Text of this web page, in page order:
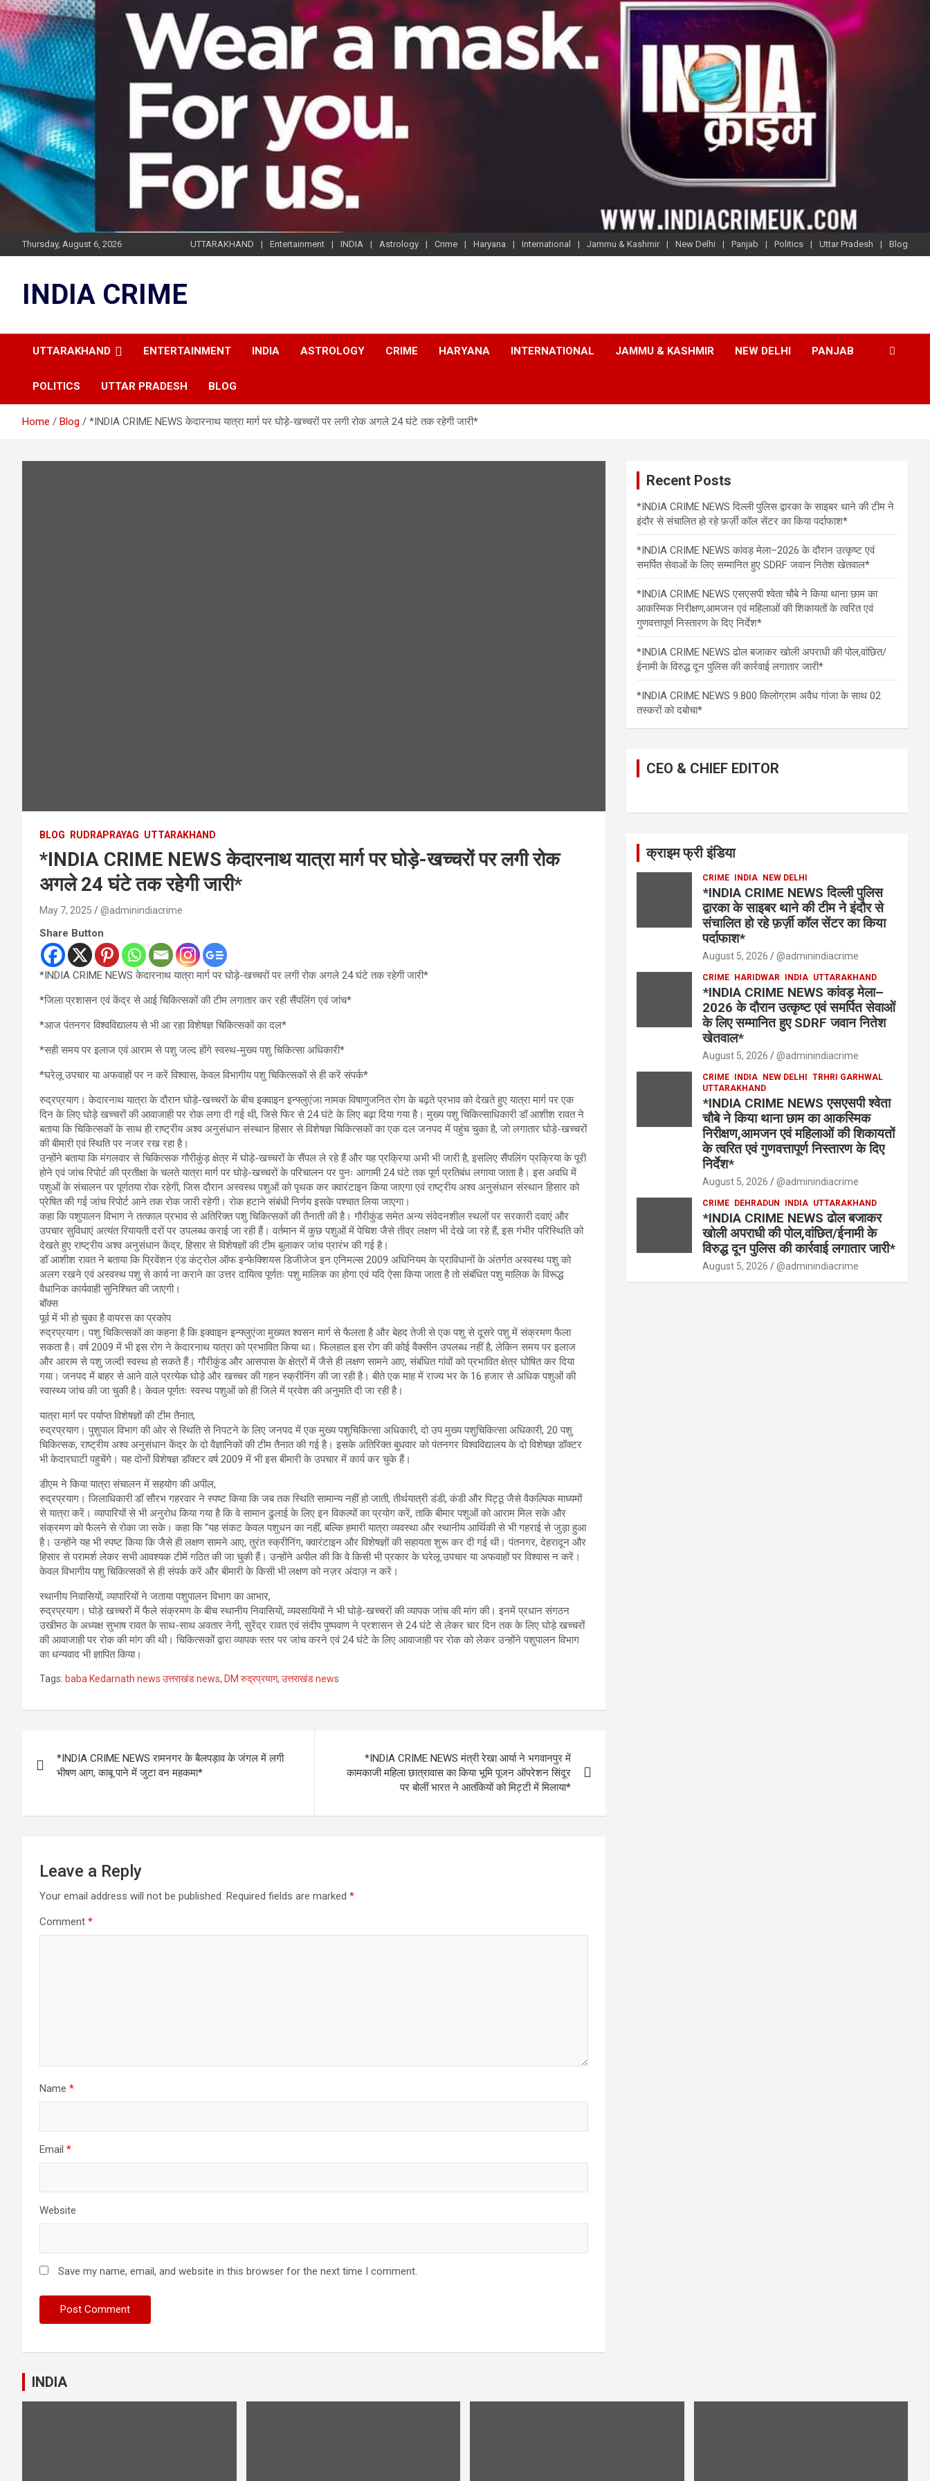
Skip
to
content
Thursday, August 6, 2026 UTTARAKHAND Entertainment INDIA Astrology Crime Haryana International Jammu & Kashmir New Delhi Panjab Politics Uttar Pradesh Blog
INDIA CRIME
UTTARAKHAND ENTERTAINMENT INDIA ASTROLOGY CRIME HARYANA INTERNATIONAL JAMMU & KASHMIR NEW DELHI PANJAB
POLITICS UTTAR PRADESH BLOG
Home Blog *INDIA CRIME NEWS केदारनाथ यात्रा मार्ग पर घोड़े-खच्चरों पर लगी रोक अगले 24 घंटे तक रहेगी जारी*
BLOG RUDRAPRAYAG UTTARAKHAND
*INDIA CRIME NEWS केदारनाथ यात्रा मार्ग पर घोड़े-खच्चरों पर लगी रोक
अगले 24 घंटे तक रहेगी जारी*
May 7, 2025 @adminindiacrime
Share Button
*INDIA CRIME NEWS केदारनाथ यात्रा मार्ग पर घोड़े-खच्चरों पर लगी रोक अगले 24 घंटे तक रहेगी जारी*
*जिला प्रशासन एवं केंद्र से आई चिकित्सकों की टीम लगातार कर रही सैंपलिंग एवं जांच*
*आज पंतनगर विश्वविद्यालय से भी आ रहा विशेषज्ञ चिकित्सकों का दल*
*सही समय पर इलाज एवं आराम से पशु जल्द होंगे स्वस्थ-मुख्य पशु चिकित्सा अधिकारी*
*घरेलू उपचार या अफवाहों पर न करें विश्वास, केवल विभागीय पशु चिकित्सकों से ही करें संपर्क*
रुद्रप्रयाग। केदारनाथ यात्रा के दौरान घोड़े-खच्चरों के बीच इक्वाइन इन्फ्लुएंजा नामक विषाणुजनित रोग के बढ़ते प्रभाव को देखते हुए यात्रा मार्ग पर एक
दिन के लिए घोड़े खच्चरों की आवाजाही पर रोक लगा दी गई थी, जिसे फिर से 24 घंटे के लिए बढ़ा दिया गया है। मुख्य पशु चिकित्साधिकारी डॉ आशीश रावत ने
बताया कि चिकित्सकों के साथ ही राष्ट्रीय अश्व अनुसंधान संस्थान हिसार से विशेषज्ञ चिकित्सकों का एक दल जनपद में पहुंच चुका है, जो लगातार घोड़े-खच्चरों
की बीमारी एवं स्थिति पर नजर रख रहा है।
उन्होंने बताया कि मंगलवार से चिकित्सक गौरीकुंड़ क्षेत्र में घोड़े-खच्चरों के सैंपल ले रहे हैं और यह प्रक्रिया अभी भी जारी है, इसलिए सैंपलिंग प्रक्रिया के पूरी
होने एवं जांच रिपोर्ट की प्रतीक्षा के चलते यात्रा मार्ग पर घोड़े-खच्चरों के परिचालन पर पुनः आगामी 24 घंटे तक पूर्ण प्रतिबंध लगाया जाता है। इस अवधि में
पशुओं के संचालन पर पूर्णतया रोक रहेगी, जिस दौरान अस्वस्थ पशुओं को पृथक कर क्वारंटाइन किया जाएगा एवं राष्ट्रीय अश्व अनुसंधान संस्थान हिसार को
प्रेषित की गई जांच रिपोर्ट आने तक रोक जारी रहेगी। रोक हटाने संबंधी निर्णय इसके पश्चात लिया जाएगा।
कहा कि पशुपालन विभाग ने तत्काल प्रभाव से अतिरिक्त पशु चिकित्सकों की तैनाती की है। गौरीकुंड समेत अन्य संवेदनशील स्थलों पर सरकारी दवाएं और
उपचार सुविधाएं अत्यंत रियायती दरों पर उपलब्ध कराई जा रही हैं। वर्तमान में कुछ पशुओं में पेचिश जैसे तीव्र लक्षण भी देखे जा रहे हैं, इस गंभीर परिस्थिति को
देखते हुए राष्ट्रीय अश्व अनुसंधान केंद्र, हिसार से विशेषज्ञों की टीम बुलाकर जांच प्रारंभ की गई है।
डॉ आशीश रावत ने बताया कि प्रिवेंशन एंड कंट्रोल ऑफ इन्फेक्शियस डिजीजेज इन एनिमल्स 2009 अधिनियम के प्राविधानों के अंतर्गत अस्वस्थ पशु को
अलग रखने एवं अस्वस्थ पशु से कार्य ना कराने का उत्तर दायित्व पूर्णतः पशु मालिक का होगा एवं यदि ऐसा किया जाता है तो संबंधित पशु मालिक के विरूद्ध
वैधानिक कार्यवाही सुनिश्चित की जाएगी।
बॉक्स
पूर्व में भी हो चुका है वायरस का प्रकोप
रुद्रप्रयाग। पशु चिकित्सकों का कहना है कि इक्वाइन इन्फ्लुएंजा मुख्यत श्वसन मार्ग से फैलता है और बेहद तेजी से एक पशु से दूसरे पशु में संक्रमण फैला
सकता है। वर्ष 2009 में भी इस रोग ने केदारनाथ यात्रा को प्रभावित किया था। फिलहाल इस रोग की कोई वैक्सीन उपलब्ध नहीं है, लेकिन समय पर इलाज
और आराम से पशु जल्दी स्वस्थ हो सकते हैं। गौरीकुंड और आसपास के क्षेत्रों में जैसे ही लक्षण सामने आए, संबंधित गांवों को प्रभावित क्षेत्र घोषित कर दिया
गया। जनपद में बाहर से आने वाले प्रत्येक घोड़े और खच्चर की गहन स्क्रीनिंग की जा रही है। बीते एक माह में राज्य भर के 16 हजार से अधिक पशुओं की
स्वास्थ्य जांच की जा चुकी है। केवल पूर्णतः स्वस्थ पशुओं को ही जिले में प्रवेश की अनुमति दी जा रही है।
यात्रा मार्ग पर पर्याप्त विशेषज्ञों की टीम तैनात,
रुद्रप्रयाग। पुशुपाल विभाग की ओर से स्थिति से निपटने के लिए जनपद में एक मुख्य पशुचिकित्सा अधिकारी, दो उप मुख्य पशुचिकित्सा अधिकारी, 20 पशु
चिकित्सक, राष्ट्रीय अश्व अनुसंधान केंद्र के दो वैज्ञानिकों की टीम तैनात की गई है। इसके अतिरिक्त बुधवार को पंतनगर विश्वविद्यालय के दो विशेषज्ञ डॉक्टर
भी केदारघाटी पहुचेंगे। यह दोनों विशेषज्ञ डॉक्टर वर्ष 2009 में भी इस बीमारी के उपचार में कार्य कर चुके हैं।
डीएम ने किया यात्रा संचालन में सहयोग की अपील,
रुद्रप्रयाग। जिलाधिकारी डॉ सौरभ गहरवार ने स्पष्ट किया कि जब तक स्थिति सामान्य नहीं हो जाती, तीर्थयात्री डंडी, कंडी और पिट्ठू जैसे वैकल्पिक माध्यमों
से यात्रा करें। व्यापारियों से भी अनुरोध किया गया है कि वे सामान ढुलाई के लिए इन विकल्पों का प्रयोग करें, ताकि बीमार पशुओं को आराम मिल सके और
संक्रमण को फैलने से रोका जा सके। कहा कि “यह संकट केवल पशुधन का नहीं, बल्कि हमारी यात्रा व्यवस्था और स्थानीय आर्थिकी से भी गहराई से जुड़ा हुआ
है। उन्होंने यह भी स्पष्ट किया कि जैसे ही लक्षण सामने आए, तुरंत स्क्रीनिंग, क्वारंटाइन और विशेषज्ञों की सहायता शुरू कर दी गई थी। पंतनगर, देहरादून और
हिसार से परामर्श लेकर सभी आवश्यक टीमें गठित की जा चुकी हैं। उन्होंने अपील की कि वे किसी भी प्रकार के घरेलू उपचार या अफवाहों पर विश्वास न करें।
केवल विभागीय पशु चिकित्सकों से ही संपर्क करें और बीमारी के किसी भी लक्षण को नज़र अंदाज़ न करें।
स्थानीय निवासियों, व्यापारियों ने जताया पशुपालन विभाग का आभार,
रुद्रप्रयाग। घोड़े खच्चरों में फैले संक्रमण के बीच स्थानीय निवासियों, व्यवसायियों ने भी घोड़े-खच्चरों की व्यापक जांच की मांग की। इनमें प्रधान संगठन
उखीमठ के अध्यक्ष सुभाष रावत के साथ-साथ अवतार नेगी, सुरेंद्र रावत एवं संदीप पुष्पवाण ने प्रशासन से 24 घंटे से लेकर चार दिन तक के लिए घोड़े खच्चरों
की आवाजाही पर रोक की मांग की थी। चिकित्सकों द्वारा व्यापक स्तर पर जांच करने एवं 24 घंटे के लिए आवाजाही पर रोक को लेकर उन्होंने पशुपालन विभाग
का धन्यवाद भी ज्ञापित किया।
Tags: baba Kedarnath news उत्तराखंड news, DM रुद्रप्रयाग, उत्तराखंड news
navigation
*INDIA CRIME NEWS रामनगर के बैलपड़ाव के जंगल में लगी
भीषण आग, काबू पाने में जुटा वन महकमा*
*INDIA CRIME NEWS मंत्री रेखा आर्या ने भगवानपुर में
कामकाजी महिला छात्रावास का किया भूमि पूजन ऑपरेशन सिंदूर
पर बोलीं भारत ने आतंकियों को मिट्टी में मिलाया*
Leave a Reply
Your email address will not be published. Required fields are marked *
Comment *
Name *
Email *
Website
Save my name, email, and website in this browser for the next time I comment.
Recent Posts
*INDIA CRIME NEWS दिल्ली पुलिस द्वारका के साइबर थाने की टीम ने
इंदौर से संचालित हो रहे फ़र्ज़ी कॉल सेंटर का किया पर्दाफाश*
*INDIA CRIME NEWS कांवड़ मेला–2026 के दौरान उत्कृष्ट एवं
समर्पित सेवाओं के लिए सम्मानित हुए SDRF जवान नितेश खेतवाल*
*INDIA CRIME NEWS एसएसपी श्वेता चौबे ने किया थाना छाम का
आकस्मिक निरीक्षण,आमजन एवं महिलाओं की शिकायतों के त्वरित एवं
गुणवत्तापूर्ण निस्तारण के दिए निर्देश*
*INDIA CRIME NEWS ढोल बजाकर खोली अपराधी की पोल,वांछित/
ईनामी के विरुद्ध दून पुलिस की कार्रवाई लगातार जारी*
*INDIA CRIME NEWS 9.800 किलोग्राम अवैध गांजा के साथ 02
तस्करों को दबोचा*
CEO & CHIEF EDITOR
क्राइम फ्री इंडिया
CRIME INDIA NEW DELHI
*INDIA CRIME NEWS दिल्ली पुलिस
द्वारका के साइबर थाने की टीम ने इंदौर से
संचालित हो रहे फ़र्ज़ी कॉल सेंटर का किया
पर्दाफाश*
August 5, 2026 @adminindiacrime
CRIME HARIDWAR INDIA UTTARAKHAND
*INDIA CRIME NEWS कांवड़ मेला–
2026 के दौरान उत्कृष्ट एवं समर्पित सेवाओं
के लिए सम्मानित हुए SDRF जवान नितेश
खेतवाल*
August 5, 2026 @adminindiacrime
CRIME INDIA NEW DELHI
TRHRI GARHWAL
UTTARAKHAND
*INDIA CRIME NEWS एसएसपी श्वेता
चौबे ने किया थाना छाम का आकस्मिक
निरीक्षण,आमजन एवं महिलाओं की शिकायतों
के त्वरित एवं गुणवत्तापूर्ण निस्तारण के दिए
निर्देश*
August 5, 2026 @adminindiacrime
CRIME DEHRADUN INDIA UTTARAKHAND
*INDIA CRIME NEWS ढोल बजाकर
खोली अपराधी की पोल,वांछित/ईनामी के
विरुद्ध दून पुलिस की कार्रवाई लगातार जारी*
August 5, 2026 @adminindiacrime
INDIA